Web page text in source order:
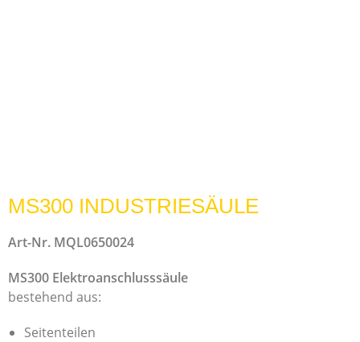
MS300 INDUSTRIESÄULE
Art-Nr. MQL0650024
MS300 Elektroanschlusssäule
bestehend aus:
Seitenteilen